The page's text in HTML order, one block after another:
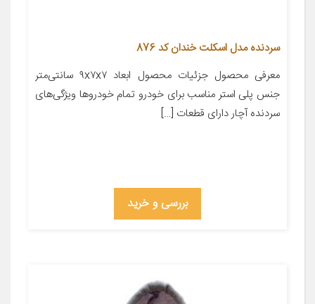
سردنده مدل اسکلت خندان کد 876
معرفی محصول جزئیات محصول ابعاد ۹x۷x۷ سانتی‌متر
جنس پلی استر مناسب برای خودرو تمام خودروها ویژگی‌های
سردنده آچار دارای قطعات […]
بررسی و خرید